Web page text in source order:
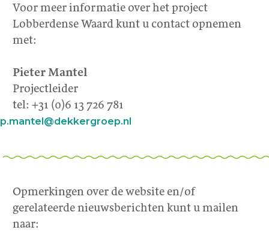
Voor meer informatie over het project
Lobberdense Waard kunt u contact opnemen
met:
Pieter Mantel
Projectleider
tel: +31 (0)6 13 726 781
p.mantel@dekkergroep.nl
Opmerkingen over de website en/of
gerelateerde nieuwsberichten kunt u mailen
naar: